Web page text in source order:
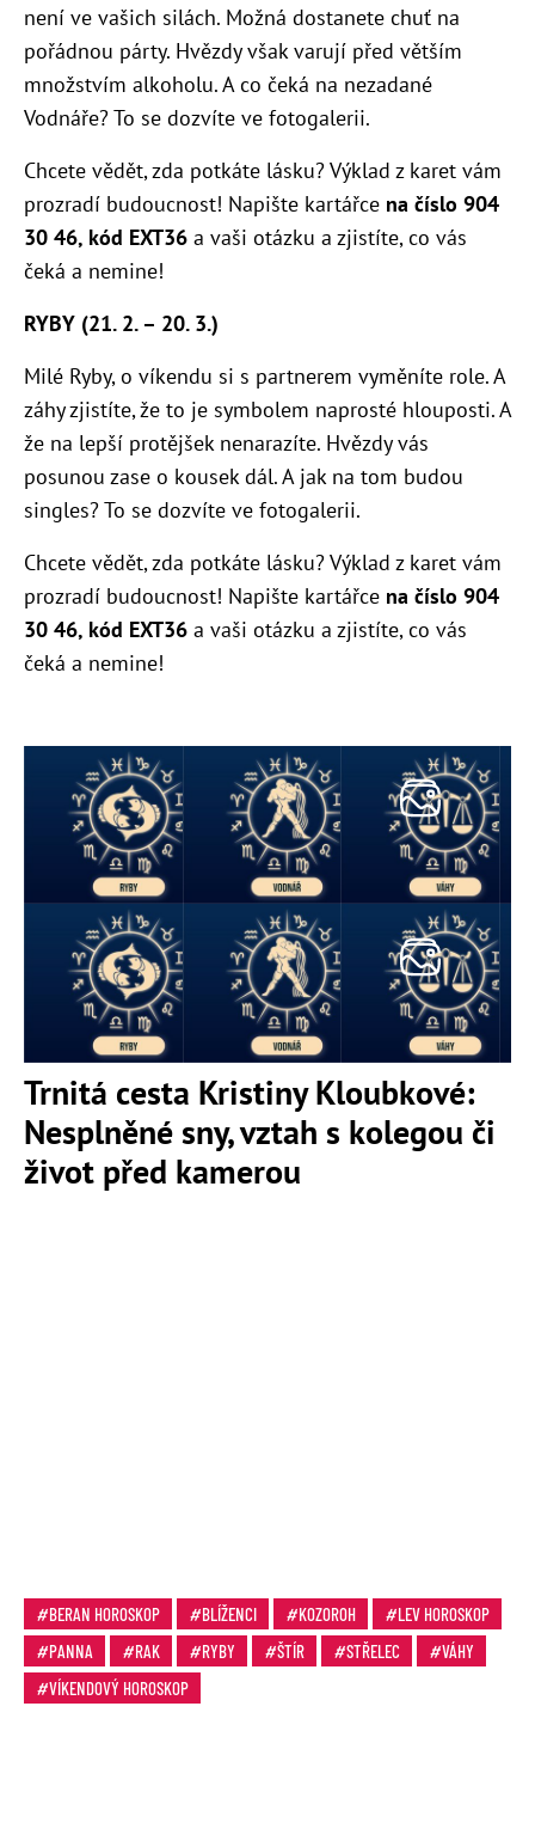
není ve vašich silách. Možná dostanete chuť na
pořádnou párty. Hvězdy však varují před větším
množstvím alkoholu. A co čeká na nezadané
Vodnáře? To se dozvíte ve fotogalerii.
Chcete vědět, zda potkáte lásku? Výklad z karet vám
prozradí budoucnost! Napište kartářce na číslo 904
30 46, kód EXT36 a vaši otázku a zjistíte, co vás
čeká a nemine!
RYBY (21. 2. – 20. 3.)
Milé Ryby, o víkendu si s partnerem vyměníte role. A
záhy zjistíte, že to je symbolem naprosté hlouposti. A
že na lepší protějšek nenarazíte. Hvězdy vás
posunou zase o kousek dál. A jak na tom budou
singles? To se dozvíte ve fotogalerii.
Chcete vědět, zda potkáte lásku? Výklad z karet vám
prozradí budoucnost! Napište kartářce na číslo 904
30 46, kód EXT36 a vaši otázku a zjistíte, co vás
čeká a nemine!
Trnitá cesta Kristiny Kloubkové:
Nesplněné sny, vztah s kolegou či
život před kamerou
BERAN HOROSKOP BLÍŽENCI KOZOROH
LEV HOROSKOP
PANNA
RAK RYBY ŠTÍR STŘELEC
VÁHY
VÍKENDOVÝ HOROSKOP